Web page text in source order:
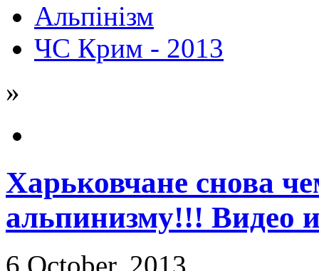
Альпінізм
ЧС Крим - 2013
»
Харьковчане снова
альпинизму!!! Видео
6 October, 2013